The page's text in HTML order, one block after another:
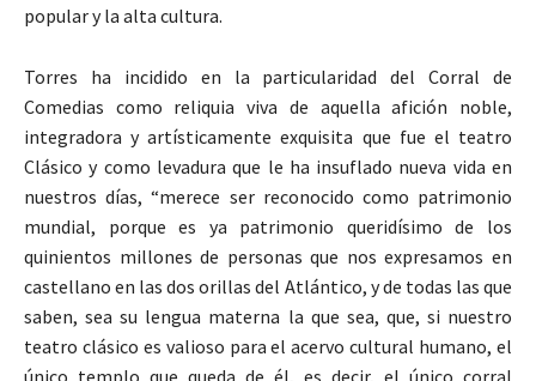
popular y la alta cultura.
Torres ha incidido en la particularidad del Corral de
Comedias como reliquia viva de aquella afición noble,
integradora y artísticamente exquisita que fue el teatro
Clásico y como levadura que le ha insuflado nueva vida en
nuestros días, “merece ser reconocido como patrimonio
mundial, porque es ya patrimonio queridísimo de los
quinientos millones de personas que nos expresamos en
castellano en las dos orillas del Atlántico, y de todas las que
saben, sea su lengua materna la que sea, que, si nuestro
teatro clásico es valioso para el acervo cultural humano, el